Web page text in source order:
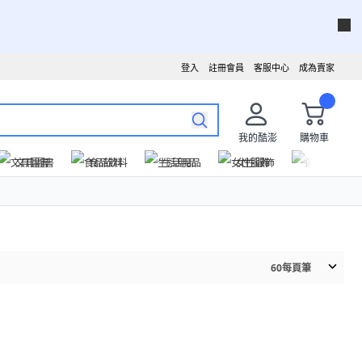
成為賣家
客服中心
註冊會員
登入
我的酷澎
購物車
文具圖書
食品飲料 生活用品 女性服飾
60每頁筆